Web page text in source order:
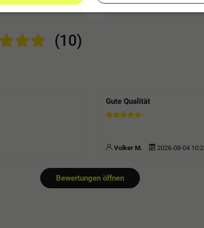
(10)
Gute Qualität
Volker M. 2026-08-04
Bewertungen öffnen